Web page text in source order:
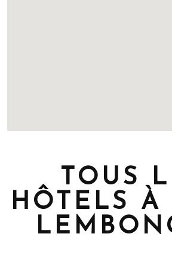
TOUS
HÔTELS À